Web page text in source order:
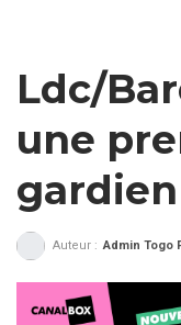
Ldc/
une
Auteur : Admin Togo